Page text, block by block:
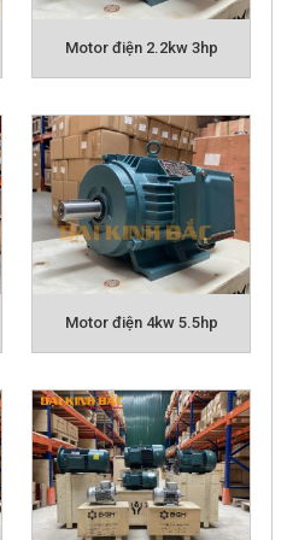
sợ bụi bẩn,
chuẩn hiệu suất IE2
Việt Nam hiện nay, các
suất IE1.Hiệu suất
tiết kiệm được chi
với các loại motor điện
đồng,
được quấn bằng
việt giúp động cơ hoạt
bi):NSK Nhậttinh
theo thời gian.=> Tăng
hành êm ái => Giảm chi
Motor điện 2.2kw 3hp
Motor điện 4kw 5.5hp